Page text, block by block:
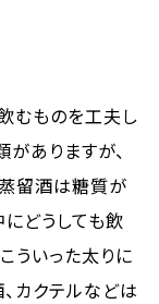
むものを工夫し
ありますが、
蒸留酒は糖質が
どうしても飲
ういった太りに
カクテルなどは